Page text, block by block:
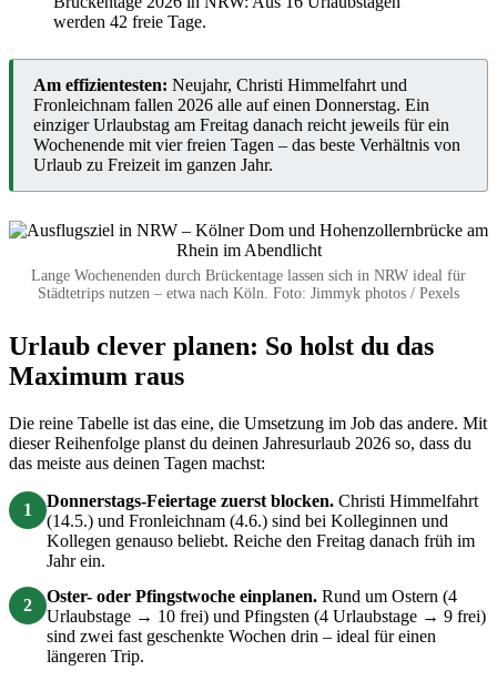
werden 42 freie Tage.
Am effizientesten: Neujahr, Christi Himmelfahrt und
Fronleichnam fallen 2026 alle auf einen Donnerstag. Ein
einziger Urlaubstag am Freitag danach reicht jeweils für ein
Wochenende mit vier freien Tagen – das beste Verhältnis von
Urlaub zu Freizeit im ganzen Jahr.
Lange Wochenenden durch Brückentage lassen sich in NRW ideal für
Städtetrips nutzen – etwa nach Köln. Foto: Jimmyk photos / Pexels
Urlaub clever planen: So holst du das
Maximum raus
Die reine Tabelle ist das eine, die Umsetzung im Job das andere. Mit
dieser Reihenfolge planst du deinen Jahresurlaub 2026 so, dass du
das meiste aus deinen Tagen machst:
1 Donnerstags-Feiertage zuerst blocken. Christi Himmelfahrt
(14.5.) und Fronleichnam (4.6.) sind bei Kolleginnen und
Kollegen genauso beliebt. Reiche den Freitag danach früh im
Jahr ein.
2 Oster- oder Pfingstwoche einplanen. Rund um Ostern (4
Urlaubstage → 10 frei) und Pfingsten (4 Urlaubstage → 9 frei)
sind zwei fast geschenkte Wochen drin – ideal für einen
längeren Trip.